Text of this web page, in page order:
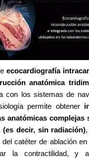
ecocardiografía
anatómica
con los sistemas de
permite obtener
anatómicas complejas
(es decir, sin radiación)
del catéter de ablación en
la contractilidad, y